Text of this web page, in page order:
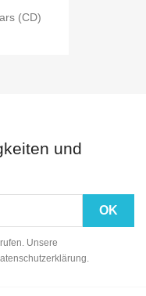
(CD)
und
Unsere